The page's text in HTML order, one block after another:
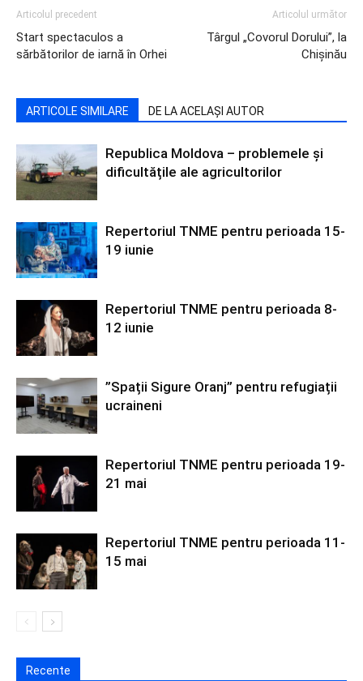
Articolul precedent
Start spectaculos a
sărbătorilor de iarnă în Orhei
Articolul următor
Târgul „Covorul Dorului”, la
Chişinău
ARTICOLE SIMILARE DE LA ACELAȘI AUTOR
Republica Moldova – problemele și
dificultățile ale agricultorilor
Repertoriul TNME pentru perioada 15-
19 iunie
Repertoriul TNME pentru perioada 8-
12 iunie
”Spații Sigure Oranj” pentru refugiații
ucraineni
Repertoriul TNME pentru perioada 19-
21 mai
Repertoriul TNME pentru perioada 11-
15 mai
Recente